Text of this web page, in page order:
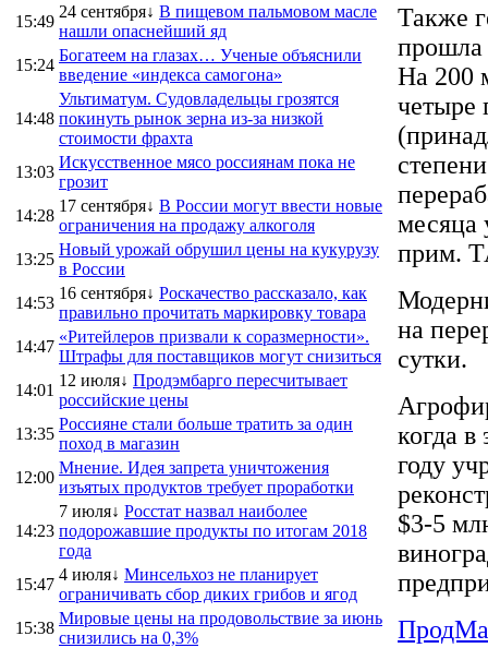
15:49
24 сентября↓ В пищевом пальмовом масле
нашли опаснейший яд
15:24
Богатеем на глазах… Ученые объяснили
введение «индекса самогона»
14:48
Ультиматум. Судовладельцы грозятся
покинуть рынок зерна из-за низкой
стоимости фрахта
13:03
Искусственное мясо россиянам пока не
грозит
14:28
17 сентября↓ В России могут ввести новые
ограничения на продажу алкоголя
13:25
Новый урожай обрушил цены на кукурузу
в России
14:53
16 сентября↓ Роскачество рассказало, как
правильно прочитать маркировку товара
14:47
«Ритейлеров призвали к соразмерности».
Штрафы для поставщиков могут снизиться
14:01
12 июля↓ Продэмбарго пересчитывает
российские цены
13:35
Россияне стали больше тратить за один
поход в магазин
12:00
Мнение. Идея запрета уничтожения
изъятых продуктов требует проработки
14:23
7 июля↓ Росстат назвал наиболее
подорожавшие продукты по итогам 2018
года
15:47
4 июля↓ Минсельхоз не планирует
ограничивать сбор диких грибов и ягод
15:38
Мировые цены на продовольствие за июнь
снизились на 0,3%
Также
прошла
На 200
четыре
месяца
прим.
на
сутки.
когда
году
$3-5